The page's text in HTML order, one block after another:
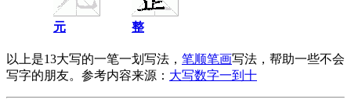
元 整
以上是13大写的一笔一划写法， 笔顺笔画写法，帮助一些不会
写字的朋友。参考内容来源： 大写数字一到十